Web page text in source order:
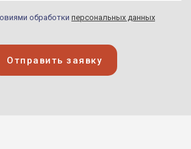
обработки персональных данных
Отправить заявку